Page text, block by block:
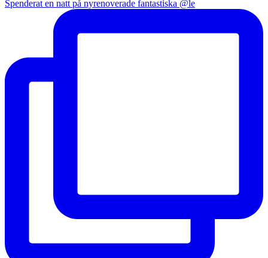
Spenderat en natt på nyrenoverade fantastiska @le